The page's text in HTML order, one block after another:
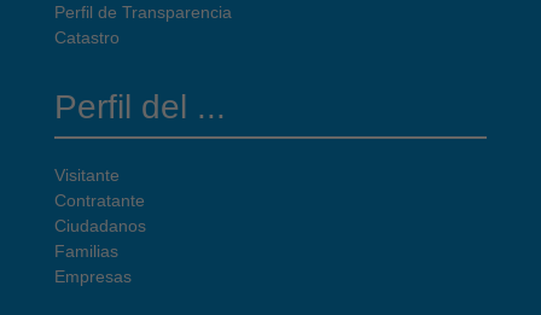
Perfil de Transparencia
Catastro
Perfil del ...
Visitante
Contratante
Ciudadanos
Familias
Empresas